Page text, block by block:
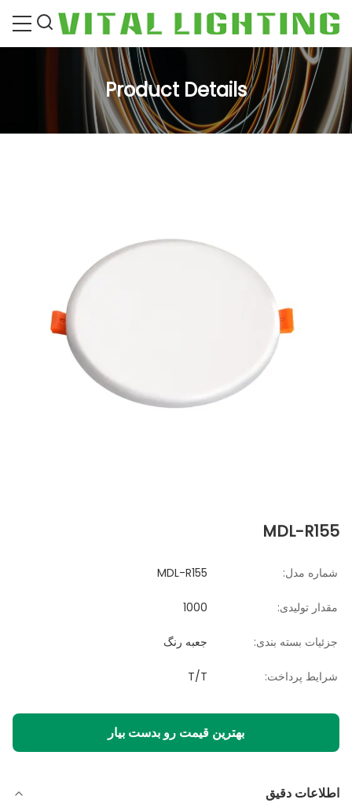
Product Details
MDL-R155
شماره مدل: MDL-R155
مقدار تولیدی: 1000
جزئیات بسته بندی: جعبه رنگ
شرایط پرداخت: T/T
بهترین قیمت رو بدست بیار
اطلاعات دقیق